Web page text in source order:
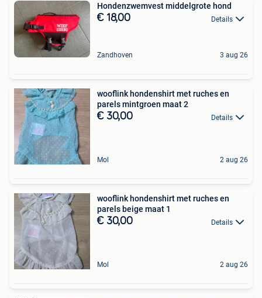
Hondenzwemvest middelgrote hond
€ 18,00 Details
Zandhoven 3 aug 26
wooflink hondenshirt met ruches en
parels mintgroen maat 2
€ 30,00 Details
Mol 2 aug 26
wooflink hondenshirt met ruches en
parels beige maat 1
€ 30,00 Details
Mol 2 aug 26